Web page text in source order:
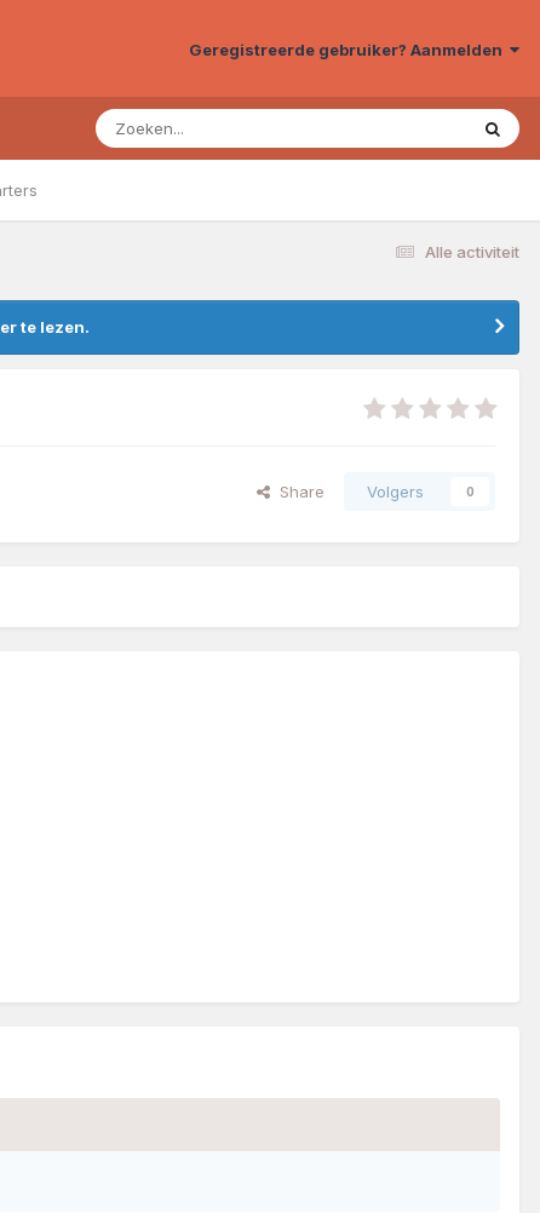
Geregistreerde gebruiker? Aanmelden
Alle activiteit
te lezen.
Share Volgers 0